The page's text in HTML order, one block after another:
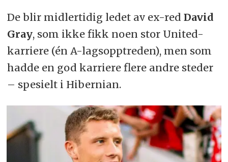
De blir midlertidig ledet av ex-red David
Gray, som ikke fikk noen stor United-
karriere (én A-lagsopptreden), men som
hadde en god karriere flere andre steder
– spesielt i Hibernian.